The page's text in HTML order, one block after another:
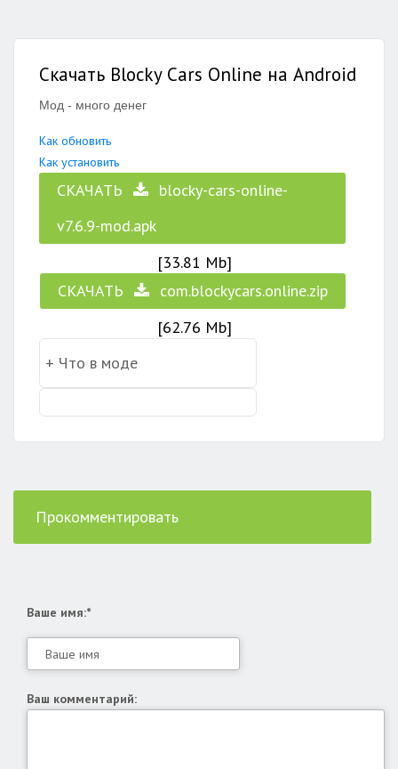
Скачать Blocky Cars Online на Android
Мод - много денег
Как обновить
Как установить
СКАЧАТЬ
blocky-cars-online-
v7.6.9-mod.apk
[33.81 Mb]
СКАЧАТЬ
com.blockycars.online.zip
[62.76 Mb]
Прокомментировать
Ваше имя:*
Ваш комментарий: